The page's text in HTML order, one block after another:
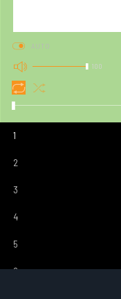
100
AUTO
1
2
3
4
5
6